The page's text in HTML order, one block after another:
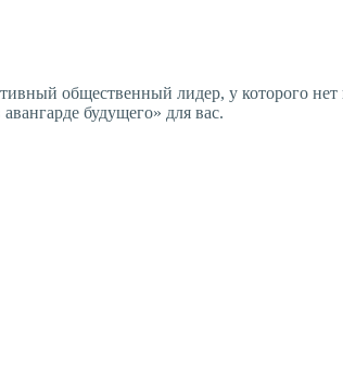
общественный лидер, у которого
будущего» для вас.